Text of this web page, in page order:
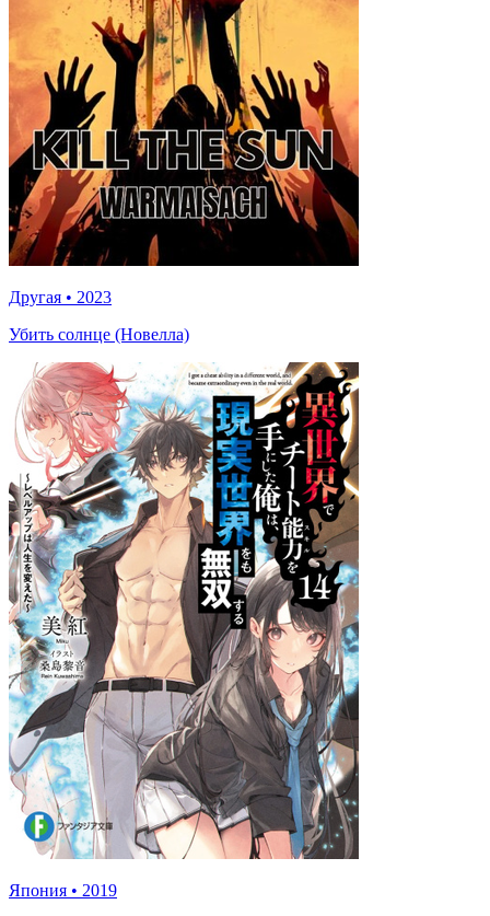
Другая • 2023
Убить солнце (Новелла)
Япония • 2019